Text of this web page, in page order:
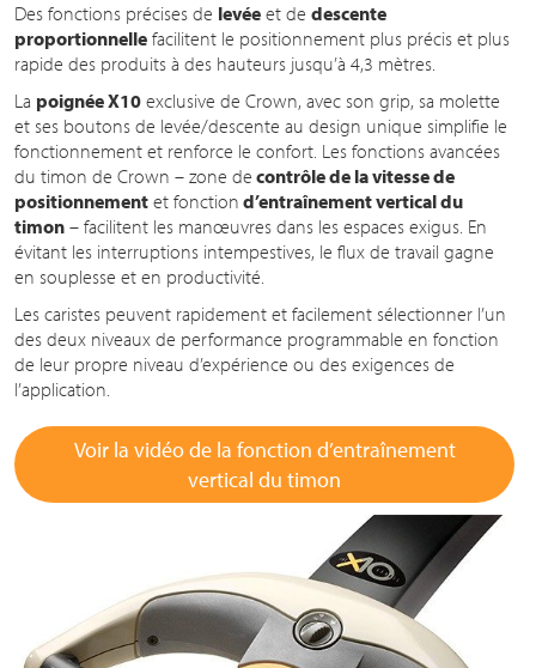
Des fonctions précises de levée et de descente
proportionnelle facilitent le positionnement plus précis et plus
rapide des produits à des hauteurs jusqu’à 4,3 mètres.
La poignée X10 exclusive de Crown, avec son grip, sa molette
et ses boutons de levée/descente au design unique simplifie le
fonctionnement et renforce le confort. Les fonctions avancées
du timon de Crown – zone de contrôle de la vitesse de
positionnement et fonction d’entraînement vertical du
timon – facilitent les manœuvres dans les espaces exigus. En
évitant les interruptions intempestives, le flux de travail gagne
en souplesse et en productivité.
Les caristes peuvent rapidement et facilement sélectionner l’un
des deux niveaux de performance programmable en fonction
de leur propre niveau d’expérience ou des exigences de
l’application.
Voir la vidéo de la fonction d’entraînement
vertical du timon